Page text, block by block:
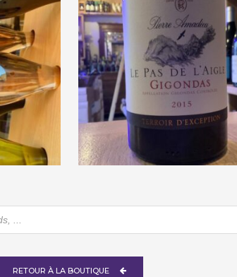
Pierre Amadieu « Le Pas
de l’Aigle » 2016
RETOUR À LA BOUTIQUE